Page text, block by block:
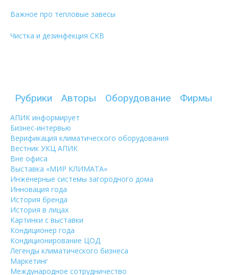
Важное про тепловые завесы
Чистка и дезинфекция СКВ
Рубрики Авторы Оборудование Фирмы
АПИК информирует
Бизнес-интервью
Верификация климатического оборудования
Вестник УКЦ АПИК
Вне офиса
Выставка «МИР КЛИМАТА»
Инженерные системы загородного дома
Инновация года
История бренда
История в лицах
Картинки с выставки
Кондиционер года
Кондиционирование ЦОД
Легенды климатического бизнеса
Маркетинг
Международное сотрудничество